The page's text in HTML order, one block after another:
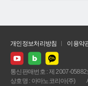
개인정보처리방침 이용약
통신판매번호 : 제 2007-05882
상호명 : 아마노코리아(주)